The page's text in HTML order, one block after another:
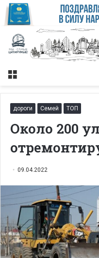
Меню
дороги Семей ТОП
Около 200
09.04.2022